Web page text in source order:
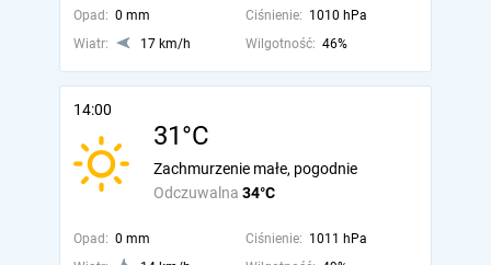
Opad: 0 mm Ciśnienie: 1010 hPa
Wiatr:
17 km/h Wilgotność: 46%
14:00
31°C
Odczuwalna 34°C
Zachmurzenie małe, pogodnie
Opad: 0 mm Ciśnienie: 1011 hPa